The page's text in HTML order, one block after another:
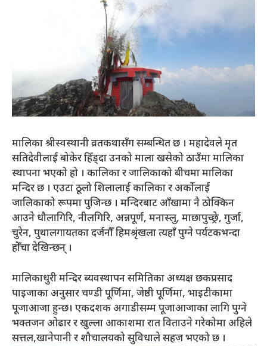
मालिका श्रीस्वस्थानी व्रतकथासँग सम्बन्धित छ । महादेवले मृत
सतिदेवीलाई बोकेर हिँड्दा उनको माला खसेको ठाउँमा मालिका
स्थापना भएको हो । कालिका र जालिकाको बीचमा मालिका
मन्दिर छ । एउटा ठूलो शिलालाई कालिका र अर्कोलाई
जालिकाको रूपमा पुजिन्छ । मन्दिरबाट आँखामा नै ठोक्किन
आउने धौलागिरि, नीलगिरि, अन्नपूर्ण, मनास्लु, माछापुच्छ्रे, गुर्जा,
चुरेन, पुथालगायतका दर्जनौँ हिमश्रृंखला त्यहाँ पुग्ने पर्यटकभन्दा
होेँचा देखिन्छन् ।
मालिकाधुरी मन्दिर ब्यवस्थापन समितिका अध्यक्ष छकप्रसाद
पाइजाका अनुसार चण्डी पूर्णिमा, जेष्ठी पूर्णिमा, भाइटीकामा
पूजाआजा हुन्छ। एकदशक अगाडीसम्म पूजाआजाका लागि पुग्ने
भक्तजन ओढार र खुल्ला आकाशमा रात विताउने गरेकोमा अहिले
सत्तल,खानेपानी र शौचालयको सुविधाले सहज भएको छ ।